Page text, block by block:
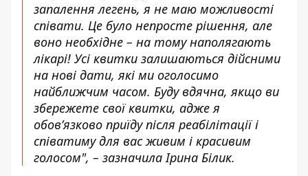
запалення легень, я не маю можливості
співати. Це було непросте рішення, але
воно необхідне – на тому наполягають
лікарі! Усі квитки залишаються дійсними
на нові дати, які ми оголосимо
найближчим часом. Буду вдячна, якщо ви
збережете свої квитки, адже я
обов’язково приїду після реабілітації і
співатиму для вас живим і красивим
голосом", – зазначила Ірина Білик.